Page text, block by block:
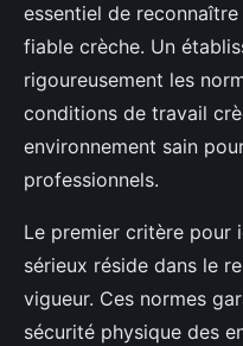
essentiel de
fiable crèche. Un
rigoureusement les
conditions de travail
environnement sain
professionnels.
Le premier critère pour
sérieux réside dans le
vigueur. Ces normes
sécurité physique des